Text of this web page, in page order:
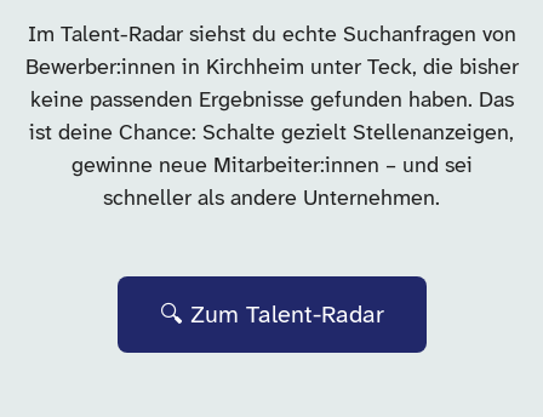
Im Talent-Radar siehst du echte Suchanfragen von
Bewerber:innen in Kirchheim unter Teck, die bisher
keine passenden Ergebnisse gefunden haben. Das
ist deine Chance: Schalte gezielt Stellenanzeigen,
gewinne neue Mitarbeiter:innen – und sei
schneller als andere Unternehmen.
🔍 Zum Talent-Radar